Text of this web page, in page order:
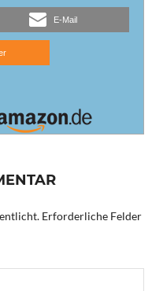
E-Mail
Erforderliche Felder